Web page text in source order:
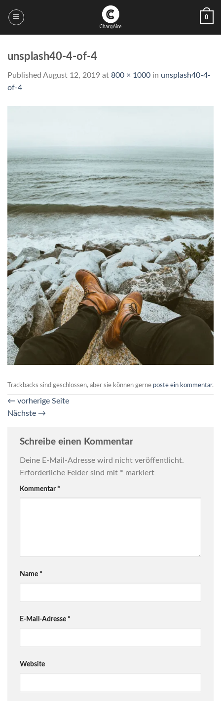
0
unsplash40-4-of-4
Published August 12, 2019 at 800 × 1000 in unsplash40-4-
of-4
Trackbacks sind geschlossen, aber sie können gerne poste ein kommentar.
← vorherige Seite
Nächste →
Schreibe einen Kommentar
Deine E-Mail-Adresse wird nicht veröffentlicht.
Erforderliche Felder sind mit * markiert
Kommentar *
Name *
E-Mail-Adresse *
Website